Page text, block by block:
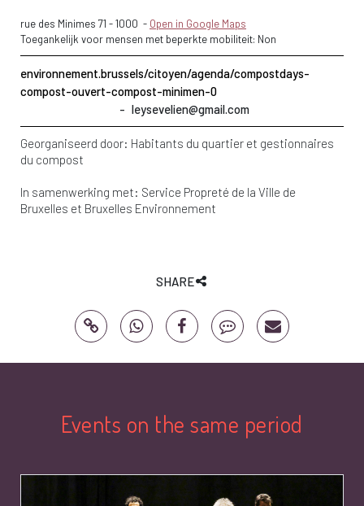
rue des Minimes 71 -1000 - Open in Google Maps
Toegankelijk voor mensen met beperkte mobiliteit: Non
environnement.brussels/citoyen/agenda/compostdays-
compost-ouvert-compost-minimen-0
leysevelien@gmail.com
Georganiseerd door: Habitants du quartier et gestionnaires
du compost
In samenwerking met: Service Propreté de la Ville de
Bruxelles et Bruxelles Environnement
SHARE
Events on the same period